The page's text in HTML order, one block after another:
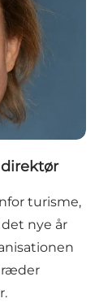
turisme,
nye år